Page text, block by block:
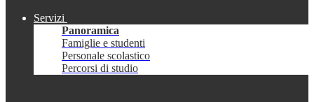
Servizi
Panoramica
Famiglie e studenti
Personale scolastico
Percorsi di studio